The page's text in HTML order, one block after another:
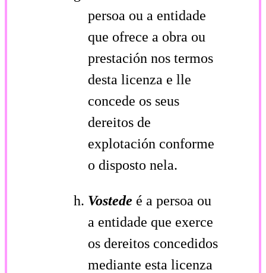
persoa ou a entidade
que ofrece a obra ou
prestación nos termos
desta licenza e lle
concede os seus
dereitos de
explotación conforme
o disposto nela.
Vostede é a persoa ou
a entidade que exerce
os dereitos concedidos
mediante esta licenza